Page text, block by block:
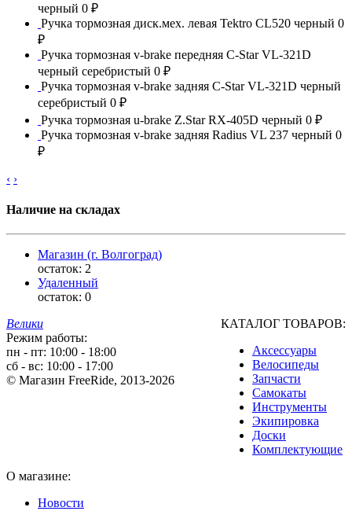
черный 0 ₽
Ручка тормозная диск.мех. левая Tektro CL520 черный 0
₽
Ручка тормозная v-brake передняя C-Star VL-321D
черный серебристый 0 ₽
Ручка тормозная v-brake задняя C-Star VL-321D черный
серебристый 0 ₽
Ручка тормозная u-brake Z.Star RX-405D черный 0 ₽
Ручка тормозная v-brake задняя Radius VL 237 черный 0
₽
‹ ›
Наличие на складах
Магазин (г. Волгоград)
остаток: 2
Удаленный
остаток: 0
Велики
Режим работы:
пн - пт: 10:00 - 18:00
сб - вс: 10:00 - 17:00
© Магазин FreeRide, 2013-2026
КАТАЛОГ ТОВАРОВ:
Аксессуары
Велосипеды
Запчасти
Самокаты
Инструменты
Экипировка
Доски
Комплектующие
О магазине:
Новости